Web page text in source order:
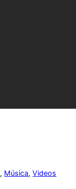
, Música, Videos